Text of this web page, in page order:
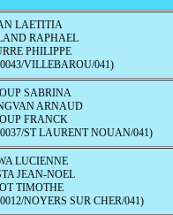
LAETITIA
RAPHAEL
PHILIPPE
VILLEBAROU/041)
SABRINA
ARNAUD
FRANCK
ST LAURENT NOUAN/041)
LUCIENNE
JEAN-NOEL
TIMOTHE
NOYERS SUR CHER/041)